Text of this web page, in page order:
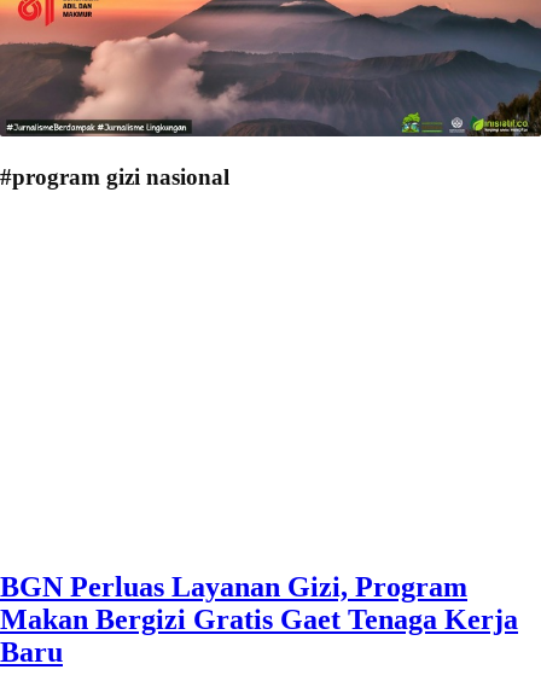
#program gizi nasional
BGN Perluas Layanan Gizi, Program
Makan Bergizi Gratis Gaet Tenaga Kerja
Baru